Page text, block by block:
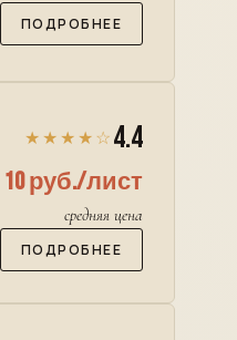
ПОДРОБНЕЕ
★★★★☆ 4.4
10 руб./лист
средняя цена
ПОДРОБНЕЕ